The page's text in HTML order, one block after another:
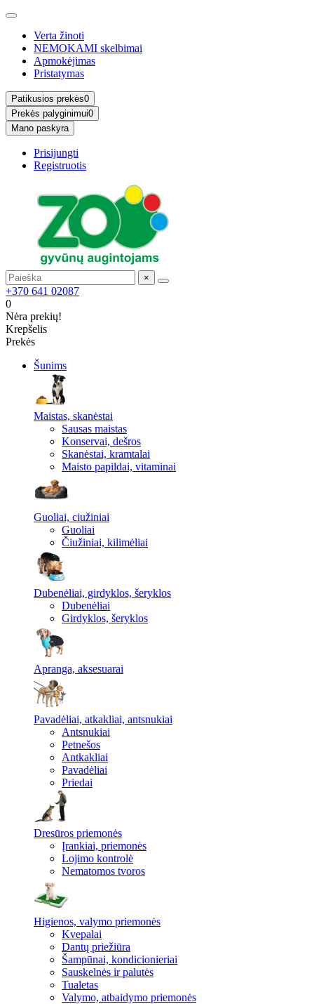
Verta žinoti
NEMOKAMI skelbimai
Apmokėjimas
Pristatymas
Patikusios prekės0
Prekės palyginimui0
Mano paskyra
Prisijungti
Registruotis
×
+370 641 02087
0
Nėra prekių!
Krepšelis
Prekės
Šunims
Maistas, skanėstai
Sausas maistas
Konservai, dešros
Skanėstai, kramtalai
Maisto papildai, vitaminai
Guoliai, ciužiniai
Guoliai
Čiužiniai, kilimėliai
Dubenėliai, girdyklos, šeryklos
Dubenėliai
Girdyklos, šeryklos
Apranga, aksesuarai
Pavadėliai, atkakliai, antsnukiai
Antsnukiai
Petnešos
Antkakliai
Pavadėliai
Priedai
Dresūros priemonės
Įrankiai, priemonės
Lojimo kontrolė
Nematomos tvoros
Higienos, valymo priemonės
Kvepalai
Dantų priežiūra
Šampūnai, kondicionieriai
Sauskelnės ir palutės
Tualetas
Valymo, atbaidymo priemonės